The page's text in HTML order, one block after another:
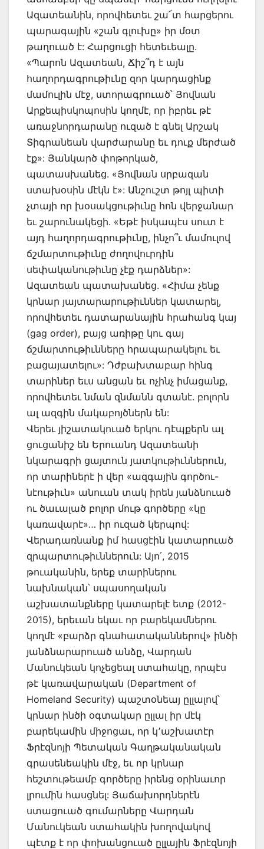
Ազատեանին, որովհետեւ շա՜տ հարցերու
պարագային «շան գլուխը» իր մօտ
թաղուած է: Հարցուցի հետեւեալը.
«Պարոն Ազատեան, Ճիշ՞դ է այն
հաղորդագրութիւնը զոր կարդացինք
մամուլին մէջ, ստորագրուած՝ Յովնան
Արքեպիսկոպոսին կողմէ, որ իբրեւ թէ
առաջնորդարանը ուզած է գնել Արշակ
Տիգրանեան վարժարանը եւ դուք մերժած
էք»: Յանկարծ փոթորկած,
պատասխանեց. «Յովնան սրբազան
ստախօսին մէկն է»: Անշուշտ թոյլ պիտի
չտայի որ խօսակցութիւնը հոն վերջանար
եւ շարունակեցի. «Եթէ իսկապէս սուտ է
այդ հաղորդագրութիւնը, ինչո՞ւ մամուլով
ճշմարտութիւնը ժողովուրդին
սեփականութիւնը չէք դարձներ»:
Ազատեան պատախանեց. «Հիմա չենք
կրնար յայտարարութիւններ կատարել,
որովհետեւ դատարանային հրահանգ կայ
(gag order), բայց առիթը կու գայ
ճշմարտութիւնները հրապարակելու եւ
բացայատելու»: Դժբախտաբար հինգ
տարիներ եւս անցան եւ ոչինչ իմացանք,
որովհետեւ նման զնմանն գտանէ. բոլորն
ալ ազգին մակաբոյծներն են:
Վերեւ յիշատակուած երկու դէպքերն ալ
ցուցանիշ են Երուանդ Ազատեանի
նկարագրի ցայտուն յատկութիւններուն,
որ տարիներէ ի վեր «ազգային գործու-
նէութիւն» անուան տակ իրեն յանձնուած
ու ծաւալած բոլոր մութ գործերը «կը
կառավարէ»… իր ուզած կերպով:
Վերադառնանք իմ հասցէին կատարուած
զրպարտութիւններուն: Այո՛, 2015
թուականին, երեք տարիներու
նախնական՝ սպասողական
աշխատանքները կատարելէ ետք (2012-
2015), երեւան եկաւ որ բարեկամներու
կողմէ «բարձր գնահատականներով» ինծի
յանձնարարուած անձը, Վարդան
Մանուկեան կոչեցեալ ստահակը, որպէս
թէ կառավարական (Department of
Homeland Security) պաշտօնեայ ըլլալով՝
կրնար ինծի օգտակար ըլլալ իր մէկ
բարեկամին միջոցաւ, որ կ՚աշխատէր
Ֆրէզնոյի Պետական Գաղթականական
գրասենեակին մէջ, եւ որ կրնար
հեշտութեամբ գործերը իրենց օրինաւոր
լրումին հասցնել: Յաճախորդներէն
ստացուած գումարները Վարդան
Մանուկեան ստահակին խողովակով
պէտք է որ փոխանցուած ըլլային Ֆրէզնոյի